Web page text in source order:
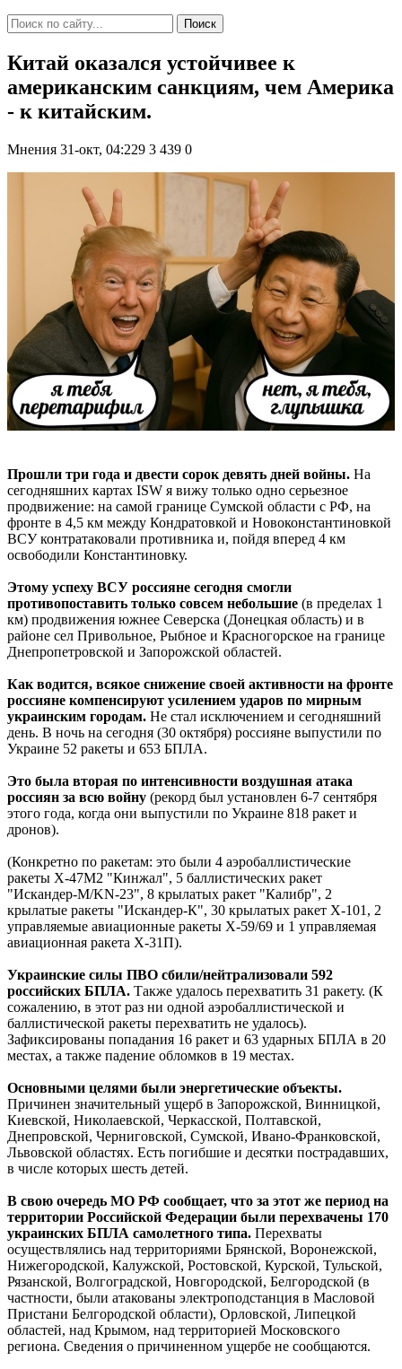
Поиск
Китай оказался устойчивее к
американским санкциям, чем Америка
- к китайским.
Мнения 31-окт, 04:229 3 439 0
Прошли три года и двести сорок девять дней войны. На
сегодняшних картах ISW я вижу только одно серьезное
продвижение: на самой границе Сумской области с РФ, на
фронте в 4,5 км между Кондратовкой и Новоконстантиновкой
ВСУ контратаковали противника и, пойдя вперед 4 км
освободили Константиновку.
Этому успеху ВСУ россияне сегодня смогли
противопоставить только совсем небольшие (в пределах 1
км) продвижения южнее Северска (Донецкая область) и в
районе сел Привольное, Рыбное и Красногорское на границе
Днепропетровской и Запорожской областей.
Как водится, всякое снижение своей активности на фронте
россияне компенсируют усилением ударов по мирным
украинским городам. Не стал исключением и сегодняшний
день. В ночь на сегодня (30 октября) россияне выпустили по
Украине 52 ракеты и 653 БПЛА.
Это была вторая по интенсивности воздушная атака
россиян за всю войну (рекорд был установлен 6-7 сентября
этого года, когда они выпустили по Украине 818 ракет и
дронов).
(Конкретно по ракетам: это были 4 аэробаллистические
ракеты Х-47М2 "Кинжал", 5 баллистических ракет
"Искандер-М/KN-23", 8 крылатых ракет "Калибр", 2
крылатые ракеты "Искандер-К", 30 крылатых ракет Х-101, 2
управляемые авиационные ракеты Х-59/69 и 1 управляемая
авиационная ракета Х-31П).
Украинские силы ПВО сбили/нейтрализовали 592
российских БПЛА. Также удалось перехватить 31 ракету. (К
сожалению, в этот раз ни одной аэробаллистической и
баллистической ракеты перехватить не удалось).
Зафиксированы попадания 16 ракет и 63 ударных БПЛА в 20
местах, а также падение обломков в 19 местах.
Основными целями были энергетические объекты.
Причинен значительный ущерб в Запорожской, Винницкой,
Киевской, Николаевской, Черкасской, Полтавской,
Днепровской, Черниговской, Сумской, Ивано-Франковской,
Львовской областях. Есть погибшие и десятки пострадавших,
в числе которых шесть детей.
В свою очередь МО РФ сообщает, что за этот же период на
территории Российской Федерации были перехвачены 170
украинских БПЛА самолетного типа. Перехваты
осуществлялись над территориями Брянской, Воронежской,
Нижегородской, Калужской, Ростовской, Курской, Тульской,
Рязанской, Волгоградской, Новгородской, Белгородской (в
частности, были атакованы электроподстанция в Масловой
Пристани Белгородской области), Орловской, Липецкой
областей, над Крымом, над территорией Московского
региона. Сведения о причиненном ущербе не сообщаются.